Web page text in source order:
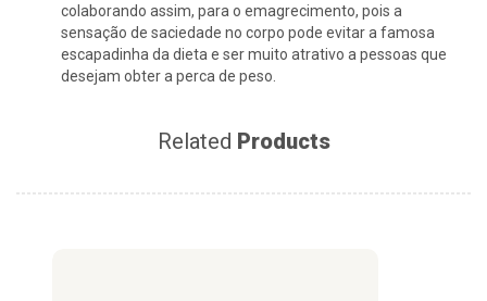
colaborando assim, para o emagrecimento, pois a
sensação de saciedade no corpo pode evitar a famosa
escapadinha da dieta e ser muito atrativo a pessoas que
desejam obter a perca de peso.
Related Products